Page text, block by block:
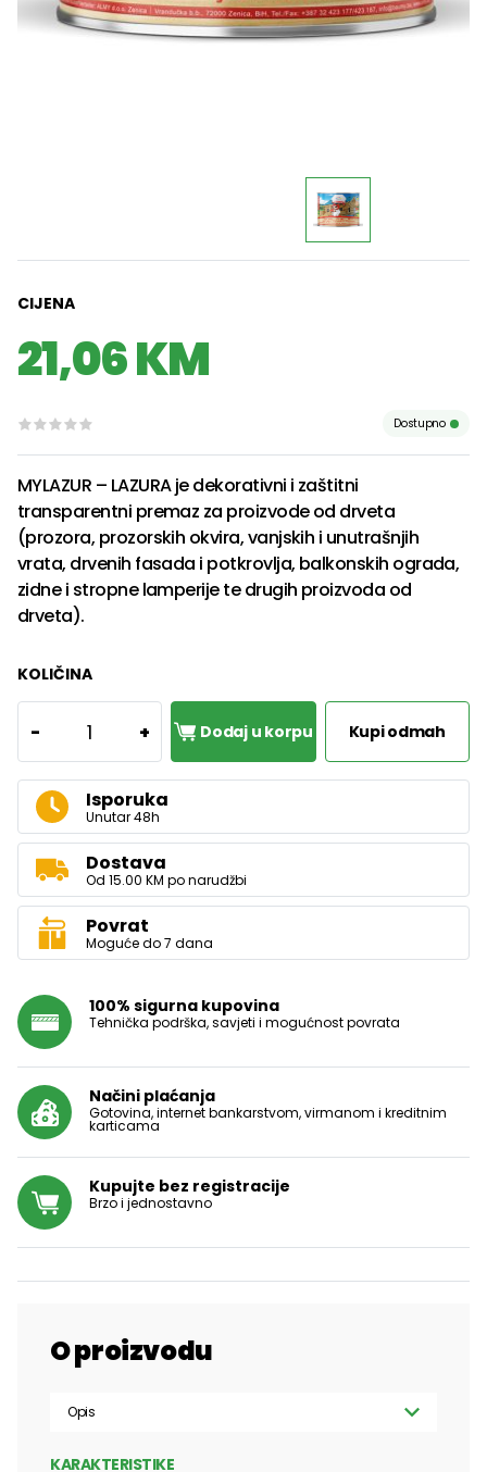
CIJENA
21,06 KM
Dostupno
MYLAZUR – LAZURA je dekorativni i zaštitni
transparentni premaz za proizvode od drveta
(prozora, prozorskih okvira, vanjskih i unutrašnjih
vrata, drvenih fasada i potkrovlja, balkonskih ograda,
zidne i stropne lamperije te drugih proizvoda od
drveta).
KOLIČINA
- 1 + Dodaj u korpu Kupi odmah
Isporuka
Unutar 48h
Dostava
Od 15.00 KM po narudžbi
Povrat
Moguće do 7 dana
100% sigurna kupovina
Tehnička podrška, savjeti i mogućnost povrata
Načini plaćanja
Gotovina, internet bankarstvom, virmanom i kreditnim
karticama
Kupujte bez registracije
Brzo i jednostavno
O proizvodu
Opis
KARAKTERISTIKE